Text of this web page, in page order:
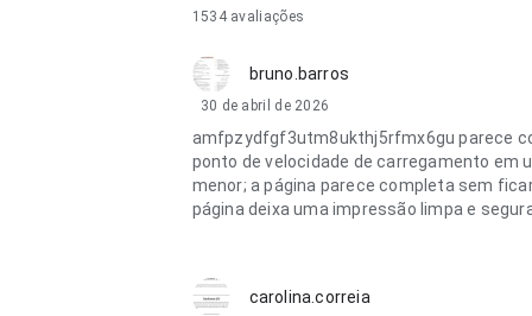
1534 avaliações
bruno.barros
30 de abril de 2026
amfpzydfgf3utm8ukthj5rfmx6gu parece
ponto de velocidade de carregamento em
menor; a página parece completa sem
página deixa uma impressão limpa e
carolina.correia